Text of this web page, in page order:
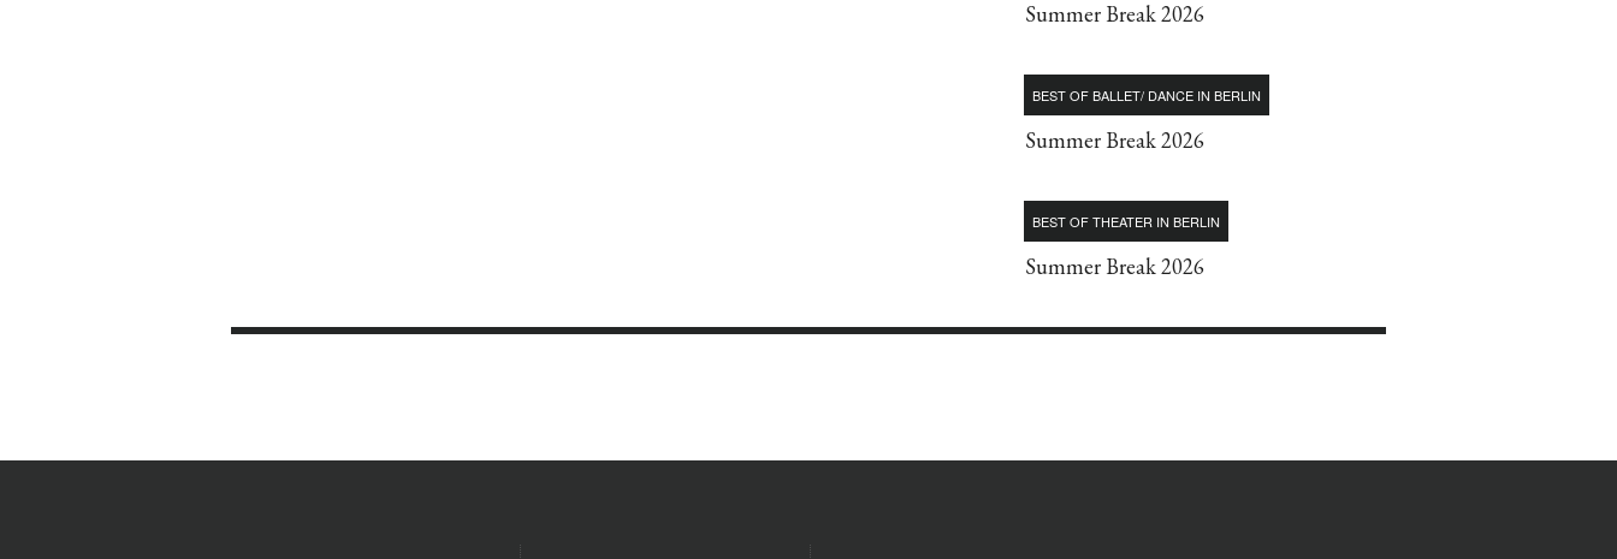
Summer Break 2026
BEST OF BALLET/ DANCE IN BERLIN
Summer Break 2026
BEST OF THEATER IN BERLIN
Summer Break 2026